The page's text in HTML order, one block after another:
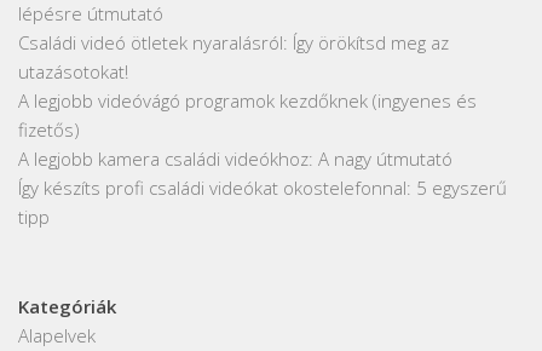
lépésre útmutató
Családi videó ötletek nyaralásról: Így örökítsd meg az
utazásotokat!
A legjobb videóvágó programok kezdőknek (ingyenes és
fizetős)
A legjobb kamera családi videókhoz: A nagy útmutató
Így készíts profi családi videókat okostelefonnal: 5 egyszerű
tipp
Kategóriák
Alapelvek